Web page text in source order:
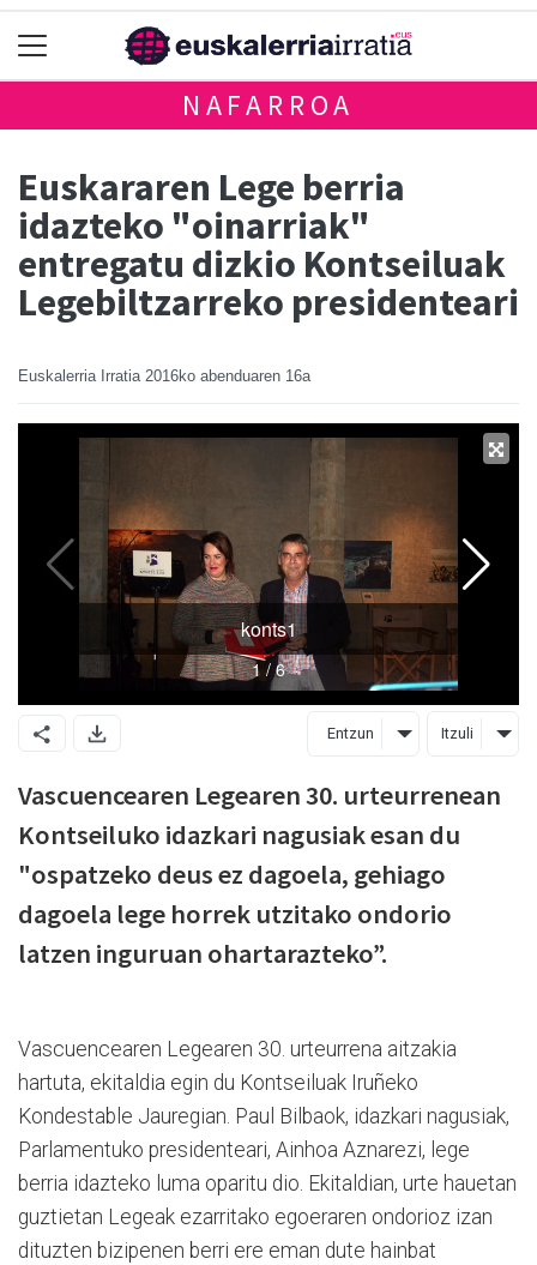
NAFARROA
Euskararen Lege berria
idazteko "oinarriak"
entregatu dizkio Kontseiluak
Legebiltzarreko presidenteari
Euskalerria Irratia 2016ko abenduaren 16a
Entzun Itzuli
Vascuencearen Legearen 30. urteurrenean
Kontseiluko idazkari nagusiak esan du
"ospatzeko deus ez dagoela, gehiago
dagoela lege horrek utzitako ondorio
latzen inguruan ohartarazteko”.
Vascuencearen Legearen 30. urteurrena aitzakia
hartuta, ekitaldia egin du Kontseiluak Iruñeko
Kondestable Jauregian. Paul Bilbaok, idazkari nagusiak,
Parlamentuko presidenteari, Ainhoa Aznarezi, lege
berria idazteko luma oparitu dio. Ekitaldian, urte hauetan
guztietan Legeak ezarritako egoeraren ondorioz izan
dituzten bizipenen berri ere eman dute hainbat